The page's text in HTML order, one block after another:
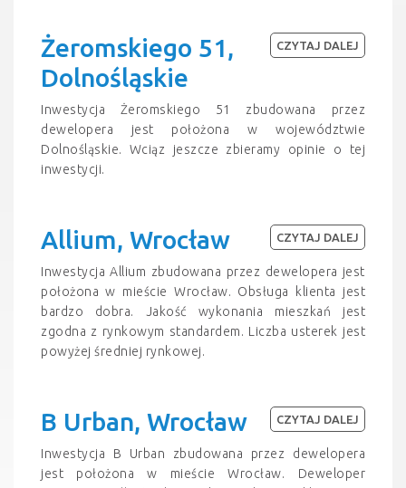
Żeromskiego 51,
Dolnośląskie
Inwestycja Żeromskiego 51 zbudowana przez
dewelopera jest położona w województwie
Dolnośląskie. Wciąz jeszcze zbieramy opinie o tej
inwestycji.
CZYTAJ DALEJ
Allium, Wrocław
Inwestycja Allium zbudowana przez dewelopera jest
położona w mieście Wrocław. Obsługa klienta jest
bardzo dobra. Jakość wykonania mieszkań jest
zgodna z rynkowym standardem. Liczba usterek jest
powyżej średniej rynkowej.
CZYTAJ DALEJ
B Urban, Wrocław
Inwestycja B Urban zbudowana przez dewelopera
jest położona w mieście Wrocław. Deweloper
CZYTAJ DALEJ